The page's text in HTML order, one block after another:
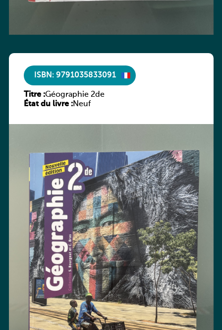
ISBN: 9791035833091
Titre :Géographie 2de
État du livre :Neuf